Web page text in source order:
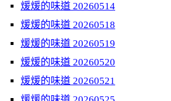
煖煖的味道 20260514
煖煖的味道 20260518
煖煖的味道 20260519
煖煖的味道 20260520
煖煖的味道 20260521